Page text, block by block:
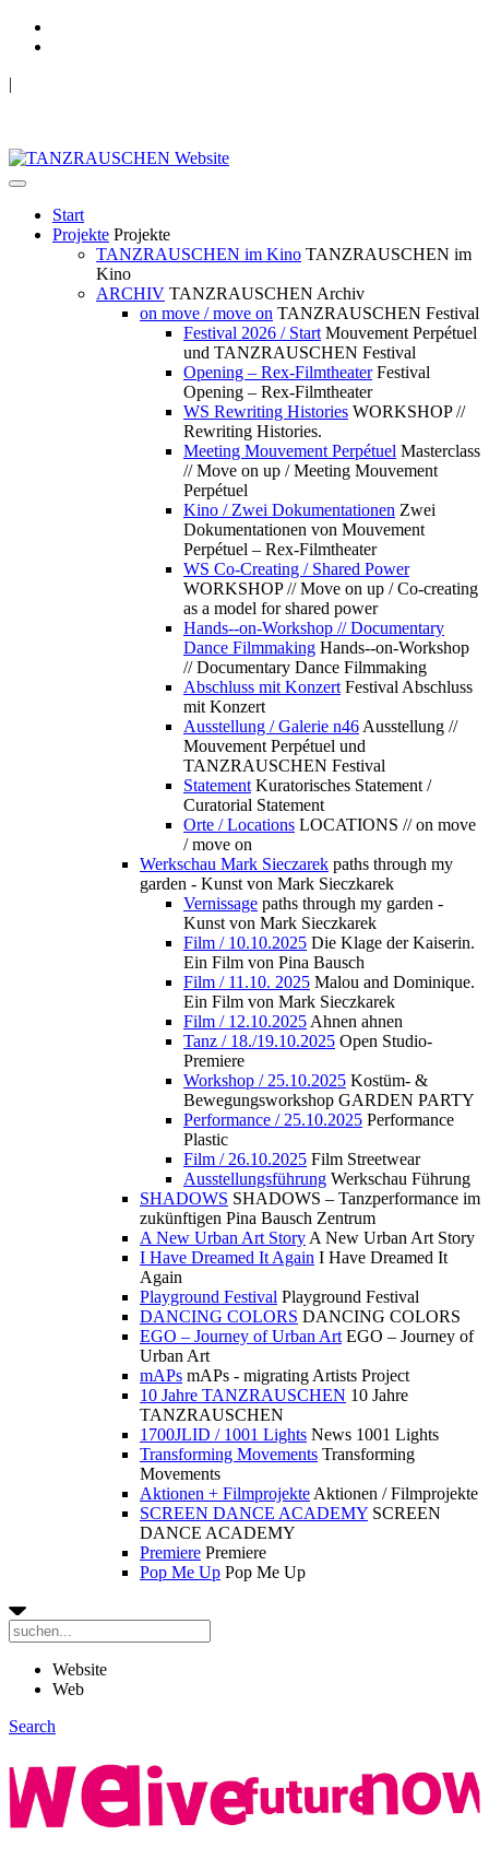
|
Start
Projekte Projekte
TANZRAUSCHEN im Kino TANZRAUSCHEN im
Kino
ARCHIV TANZRAUSCHEN Archiv
on move / move on TANZRAUSCHEN Festival
Festival 2026 / Start Mouvement Perpétuel
und TANZRAUSCHEN Festival
Opening – Rex-Filmtheater Festival
Opening – Rex-Filmtheater
WS Rewriting Histories WORKSHOP //
Rewriting Histories.
Meeting Mouvement Perpétuel Masterclass
// Move on up / Meeting Mouvement
Perpétuel
Kino / Zwei Dokumentationen Zwei
Dokumentationen von Mouvement
Perpétuel – Rex-Filmtheater
WS Co-Creating / Shared Power
WORKSHOP // Move on up / Co-creating
as a model for shared power
Hands--on-Workshop // Documentary
Dance Filmmaking Hands--on-Workshop
// Documentary Dance Filmmaking
Abschluss mit Konzert Festival Abschluss
mit Konzert
Ausstellung / Galerie n46 Ausstellung //
Mouvement Perpétuel und
TANZRAUSCHEN Festival
Statement Kuratorisches Statement /
Curatorial Statement
Orte / Locations LOCATIONS // on move
/ move on
Werkschau Mark Sieczarek paths through my
garden - Kunst von Mark Sieczkarek
Vernissage paths through my garden -
Kunst von Mark Sieczkarek
Film / 10.10.2025 Die Klage der Kaiserin.
Ein Film von Pina Bausch
Film / 11.10. 2025 Malou and Dominique.
Ein Film von Mark Sieczkarek
Film / 12.10.2025 Ahnen ahnen
Tanz / 18./19.10.2025 Open Studio-
Premiere
Workshop / 25.10.2025 Kostüm- &
Bewegungsworkshop GARDEN PARTY
Performance / 25.10.2025 Performance
Plastic
Film / 26.10.2025 Film Streetwear
Ausstellungsführung Werkschau Führung
SHADOWS SHADOWS – Tanzperformance im
zukünftigen Pina Bausch Zentrum
A New Urban Art Story A New Urban Art Story
I Have Dreamed It Again I Have Dreamed It
Again
Playground Festival Playground Festival
DANCING COLORS DANCING COLORS
EGO – Journey of Urban Art EGO – Journey of
Urban Art
mAPs mAPs - migrating Artists Project
10 Jahre TANZRAUSCHEN 10 Jahre
TANZRAUSCHEN
1700JLID / 1001 Lights News 1001 Lights
Transforming Movements Transforming
Movements
Aktionen + Filmprojekte Aktionen / Filmprojekte
SCREEN DANCE ACADEMY SCREEN
DANCE ACADEMY
Premiere Premiere
Pop Me Up Pop Me Up
Website
Web
Search